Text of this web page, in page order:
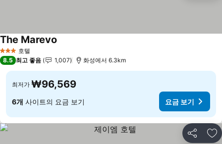
3 성급 호텔
The Marevo
8.5 최고 좋음 1,007 화성에서 6.3km
최저가 ₩96,569
6개 사이트의 요금 보기 요금 보기
공유 즐